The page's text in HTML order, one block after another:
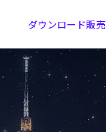
ダウンロード販売